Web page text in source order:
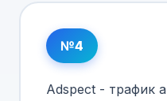
№4
Adspect - трафик